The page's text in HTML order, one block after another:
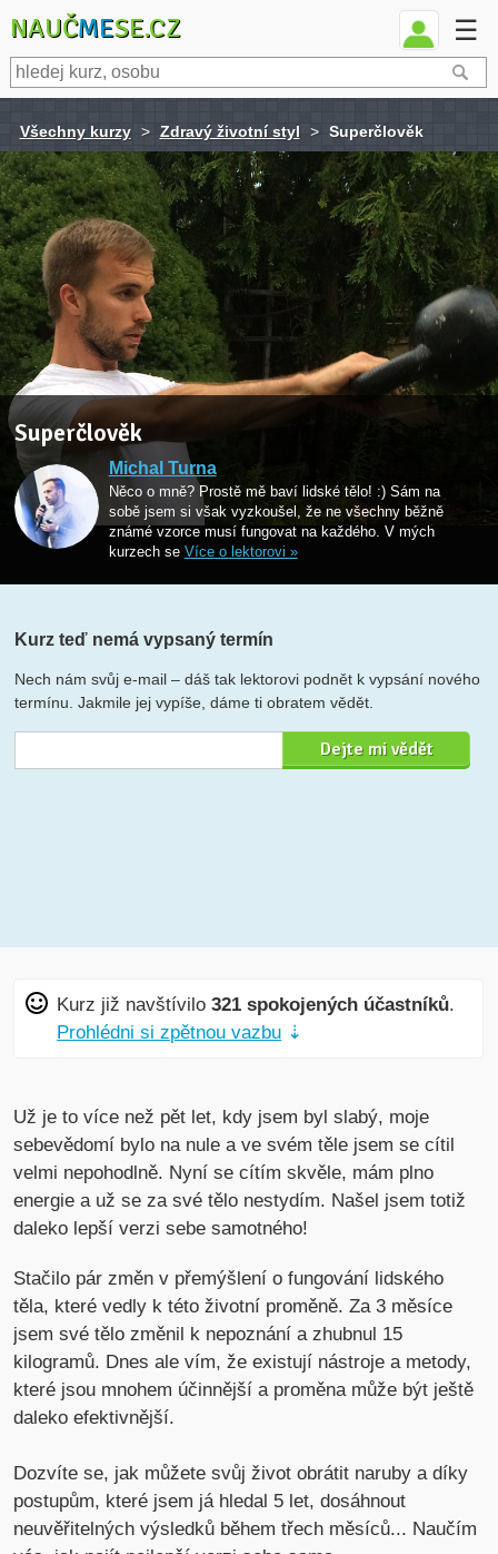
NAUČMESE.CZ ☰
Všechny kurzy > Zdravý životní styl > Superčlověk
Superčlověk
Michal Turna
Něco o mně? Prostě mě baví lidské tělo! :) Sám na
sobě jsem si však vyzkoušel, že ne všechny běžně
známé vzorce musí fungovat na každého. V mých
kurzech se Více o lektorovi »
Kurz teď nemá vypsaný termín
Nech nám svůj e-mail – dáš tak lektorovi podnět k vypsání nového
termínu. Jakmile jej vypíše, dáme ti obratem vědět.
Kurz již navštívilo321 spokojených účastníků.
Prohlédni si zpětnou vazbu ⇣
Už je to více než pět let, kdy jsem byl slabý, moje
sebevědomí bylo na nule a ve svém těle jsem se cítil
velmi nepohodlně. Nyní se cítím skvěle, mám plno
energie a už se za své tělo nestydím. Našel jsem totiž
daleko lepší verzi sebe samotného!
Stačilo pár změn v přemýšlení o fungování lidského
těla, které vedly k této životní proměně. Za 3 měsíce
jsem své tělo změnil k nepoznání a zhubnul 15
kilogramů. Dnes ale vím, že existují nástroje a metody,
které jsou mnohem účinnější a proměna může být ještě
daleko efektivnější.
Dozvíte se, jak můžete svůj život obrátit naruby a díky
postupům, které jsem já hledal 5 let, dosáhnout
neuvěřitelných výsledků během třech měsíců... Naučím